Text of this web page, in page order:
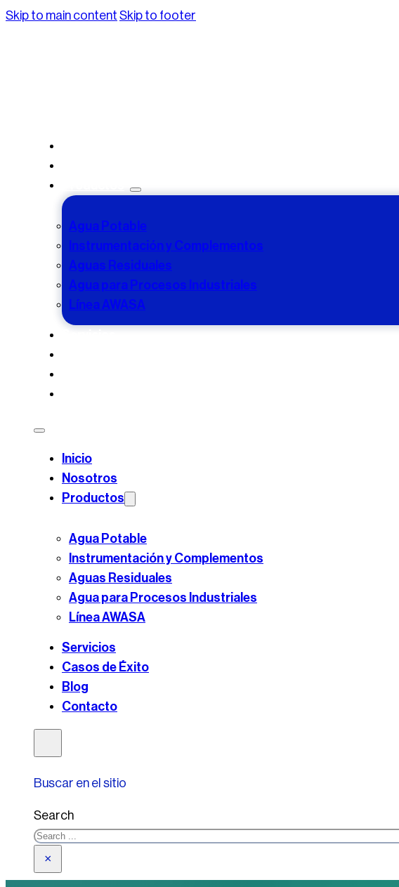
Skip to main content Skip to footer
Agua Potable
Instrumentación y Complementos
Aguas Residuales
Agua para Procesos Industriales
Línea AWASA
Inicio
Nosotros
Productos
Agua Potable
Instrumentación y Complementos
Aguas Residuales
Agua para Procesos Industriales
Línea AWASA
Servicios
Casos de Éxito
Blog
Contacto
Buscar en el sitio
Search
×